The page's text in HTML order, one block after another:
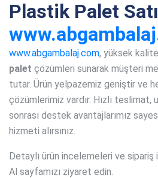
Plastik Palet
www.abgambalaj.com, yüksek
palet çözümleri sunarak müşteri
tutar. Ürün yelpazemiz geniştir ve
çözümlerimiz vardır. Hızlı teslimat,
sonrası destek avantajlarımız
hizmeti alırsınız.
Detaylı ürün incelemeleri ve
Al sayfamızı ziyaret edin.